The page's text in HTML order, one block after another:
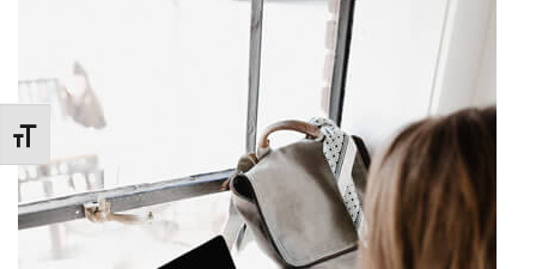
Promenite veličinu slova